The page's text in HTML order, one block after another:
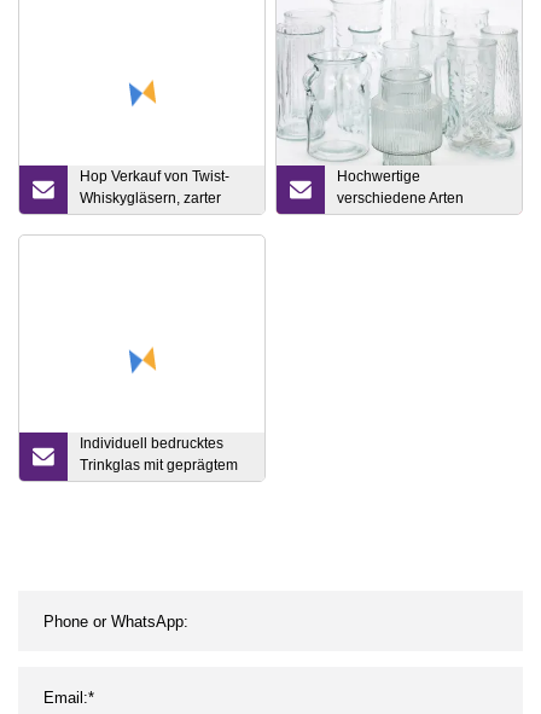
Hop Verkauf von Twist-
Whiskygläsern, zarter
Weintrinkbecher,
Hochwertige
verschiedene Arten
transparenter
Individuell bedrucktes
Trinkglas mit geprägtem
Ripple-Einweg-